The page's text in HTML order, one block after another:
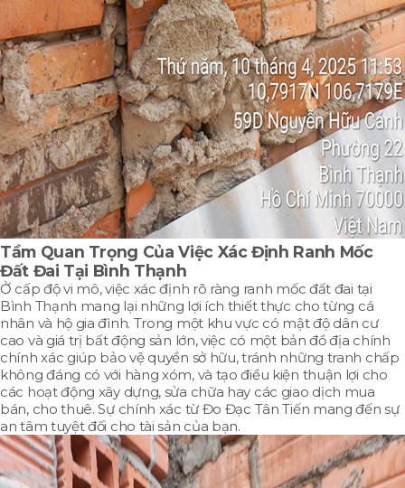
Tầm Quan Trọng Của Việc Xác Định Ranh Mốc
Đất Đai Tại Bình Thạnh
Ở cấp độ vi mô, việc xác định rõ ràng ranh mốc đất đai tại
Bình Thạnh mang lại những lợi ích thiết thực cho từng cá
nhân và hộ gia đình. Trong một khu vực có mật độ dân cư
cao và giá trị bất động sản lớn, việc có một bản đồ địa chính
chính xác giúp bảo vệ quyền sở hữu, tránh những tranh chấp
không đáng có với hàng xóm, và tạo điều kiện thuận lợi cho
các hoạt động xây dựng, sửa chữa hay các giao dịch mua
bán, cho thuê. Sự chính xác từ Đo Đạc Tân Tiến mang đến sự
an tâm tuyệt đối cho tài sản của bạn.